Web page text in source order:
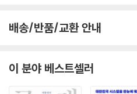
선거구획정이 잘못 될 때 대의민주주
권자의 권리는 심각하게 침해 받게 된다.
배송/반품/교환 안내
이 분야 베스트셀러